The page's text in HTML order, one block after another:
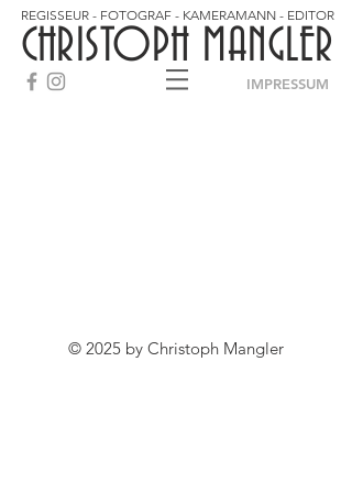
REGISSEUR - FOTOGRAF - KAMERAMANN - EDITOR
CHRISTOPH MANGLER
IMPRESSUM
© 2025 by Christoph Mangler